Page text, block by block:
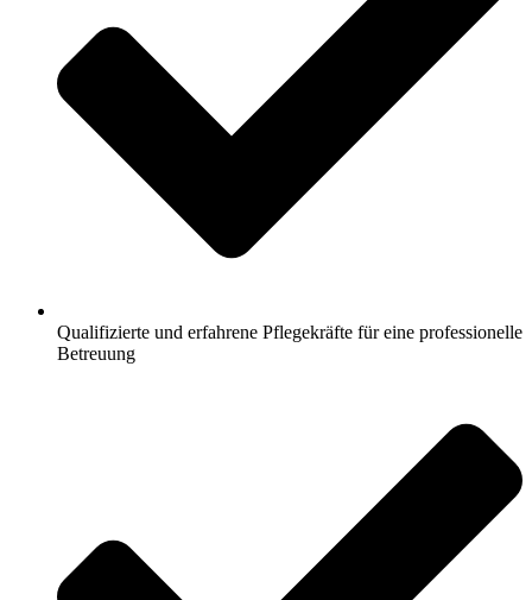
Qualifizierte und erfahrene Pflegekräfte für eine professionelle
Betreuung